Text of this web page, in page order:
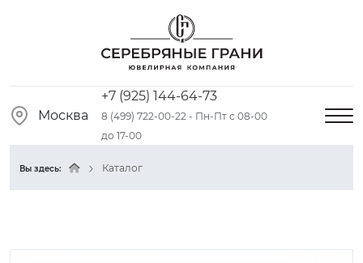
Москва
+7 (925) 144-64-73
8 (499) 722-00-22 - Пн-Пт с 08-00
до 17-00
Вы здесь: Каталог